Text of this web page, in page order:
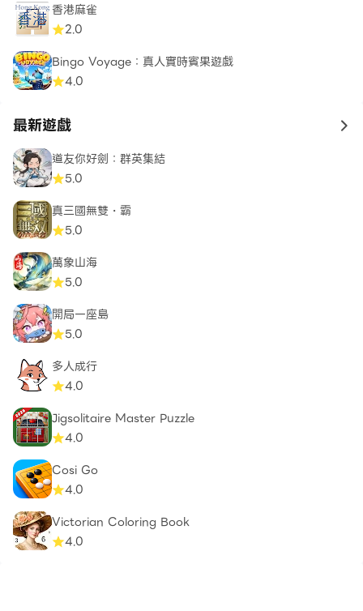
香港麻雀
2.0
Bingo Voyage：真人實時賓果遊戲
4.0
最新遊戲 to
道友你好劍：群英集結
5.0
真三國無雙・霸
5.0
萬象山海
5.0
開局一座島
5.0
多人成行
4.0
Jigsolitaire Master Puzzle
4.0
Cosi Go
4.0
Victorian Coloring Book
4.0